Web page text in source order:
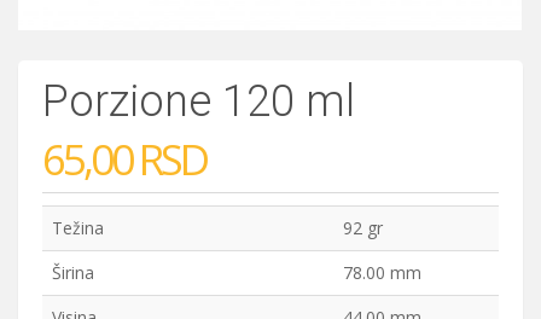
Porzione 120 ml
65,00 RSD
Težina
92 gr
Širina
78.00 mm